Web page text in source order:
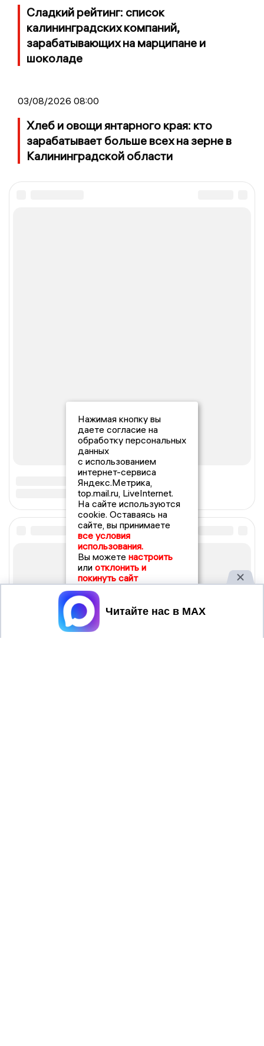
Сладкий рейтинг: список
калининградских компаний,
зарабатывающих на марципане и
шоколаде
03/08/2026 08:00
Хлеб и овощи янтарного края: кто
зарабатывает больше всех на зерне в
Калининградской области
Нажимая кнопку вы
даете согласие на
обработку персональных
данных
с использованием
интернет-сервиса
Яндекс.Метрика,
top.mail.ru, LiveInternet.
На сайте используются
cookie. Оставаясь на
сайте, вы принимаете
все условия
использования.
Вы можете настроить
или отклонить и
покинуть сайт
Принять